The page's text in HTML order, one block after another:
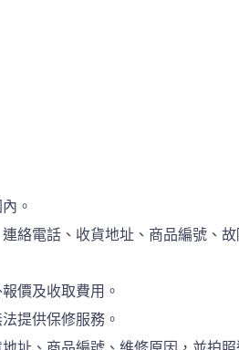
。
絡電話、收貨地址、商品編號
價及收取費用。
提供保修服務。